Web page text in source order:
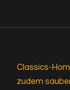
Classics-
zudem